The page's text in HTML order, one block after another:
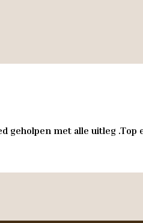
geholpen met alle uitleg